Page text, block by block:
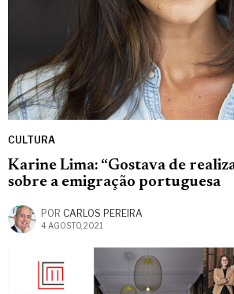
CULTURA
Karine Lima: “Gostava de
sobre a emigração portuguesa
POR CARLOS PEREIRA
4 AGOSTO, 2021